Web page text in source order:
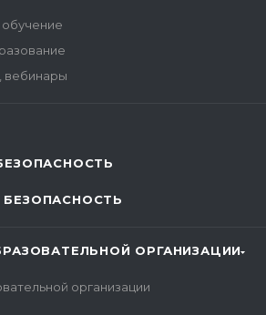
вебинары
ОРГАНИЗАЦИИ
организации